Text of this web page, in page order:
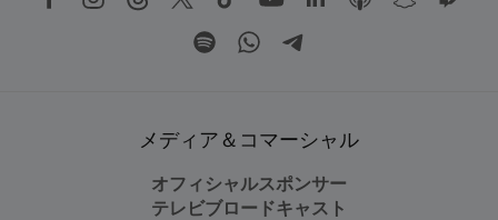
メディア＆コマーシャル
オフィシャルスポンサー
テレビブロードキャスト